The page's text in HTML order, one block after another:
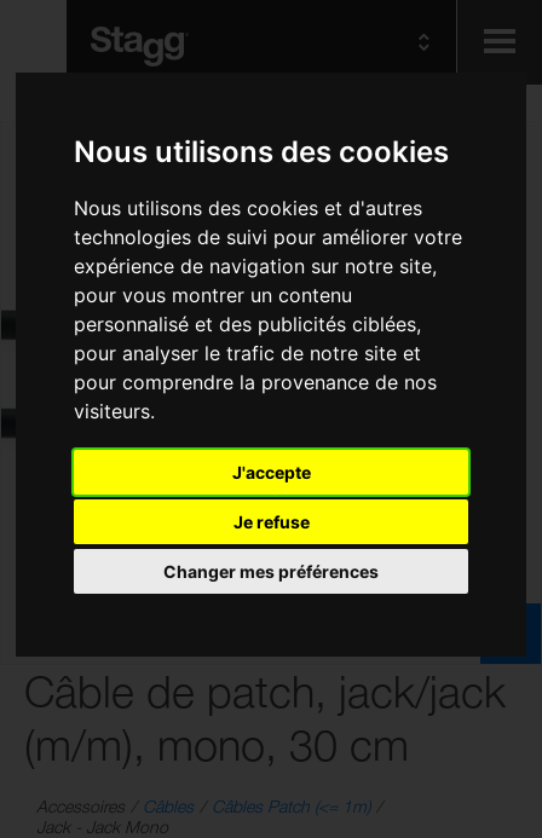
Nous utilisons des cookies
Nous utilisons des cookies et d'autres
technologies de suivi pour améliorer votre
expérience de navigation sur notre site,
pour vous montrer un contenu
personnalisé et des publicités ciblées,
pour analyser le trafic de notre site et
pour comprendre la provenance de nos
visiteurs.
J'accepte
Je refuse
Changer mes préférences
Audio &
Lighting
Câble de patch, jack/jack
(m/m), mono, 30 cm
Accessoires Câbles
Câbles Patch (<= 1m)
Jack - Jack Mono